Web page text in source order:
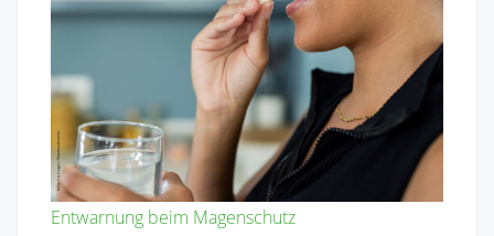
Entwarnung beim Magenschutz